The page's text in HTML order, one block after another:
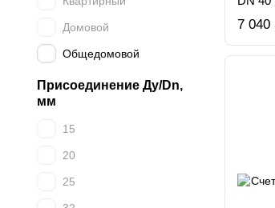
7 040
Домовой
Общедомовой
Присоединение Ду/Dn,
мм
15
20
25